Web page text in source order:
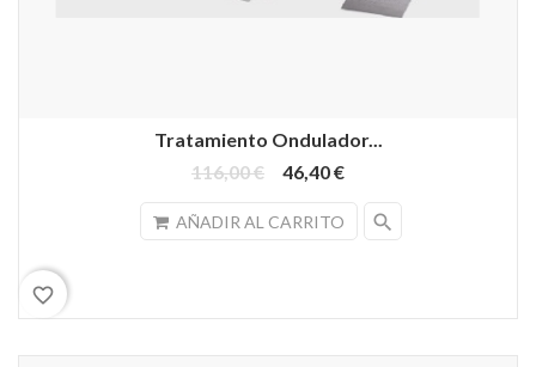
Tratamiento Ondulador...
116,00 €
46,40 €
AÑADIR AL CARRITO search
favorite_border